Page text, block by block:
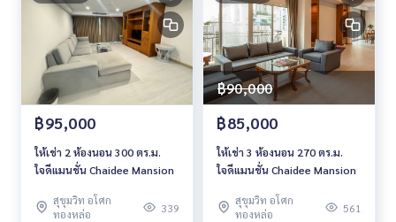
฿95,000
ให้เช่า 2 ห้องนอน 300 ตร.ม.
ใจดีแมนชั่น Chaidee Mansion
สุขุมวิท อโศก
ทองหล่อ
339
฿90,000
฿85,000
ให้เช่า 3 ห้องนอน 270 ตร.ม.
ใจดีแมนชั่น Chaidee Mansion
สุขุมวิท อโศก
ทองหล่อ
561